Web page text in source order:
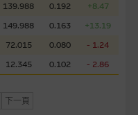
139.988 0.192
+8.47
149.988 0.163
+13.19
72.015 0.080
- 1.24
12.345 0.102 - 2.86
下一頁
證而言，認股證及/或牛
其他資料已載列於基本上